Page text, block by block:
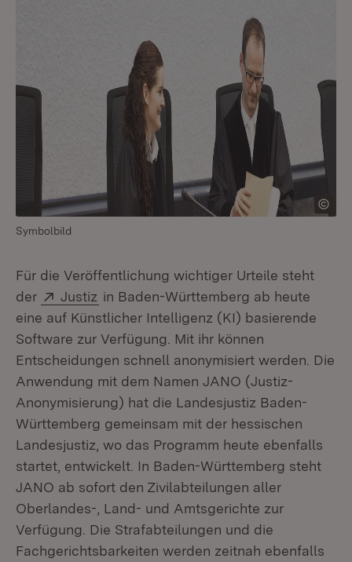
Symbolbild
Für die Veröffentlichung wichtiger Urteile steht
der
Extern:
Justiz (Öffnet in neuem Fenster)
in Baden-Württemberg ab heute
eine auf Künstlicher Intelligenz (KI) basierende
Software zur Verfügung. Mit ihr können
Entscheidungen schnell anonymisiert werden. Die
Anwendung mit dem Namen JANO (Justiz-
Anonymisierung) hat die Landesjustiz Baden-
Württemberg gemeinsam mit der hessischen
Landesjustiz, wo das Programm heute ebenfalls
startet, entwickelt. In Baden-Württemberg steht
JANO ab sofort den Zivilabteilungen aller
Oberlandes-, Land- und Amtsgerichte zur
Verfügung. Die Strafabteilungen und die
Fachgerichtsbarkeiten werden zeitnah ebenfalls